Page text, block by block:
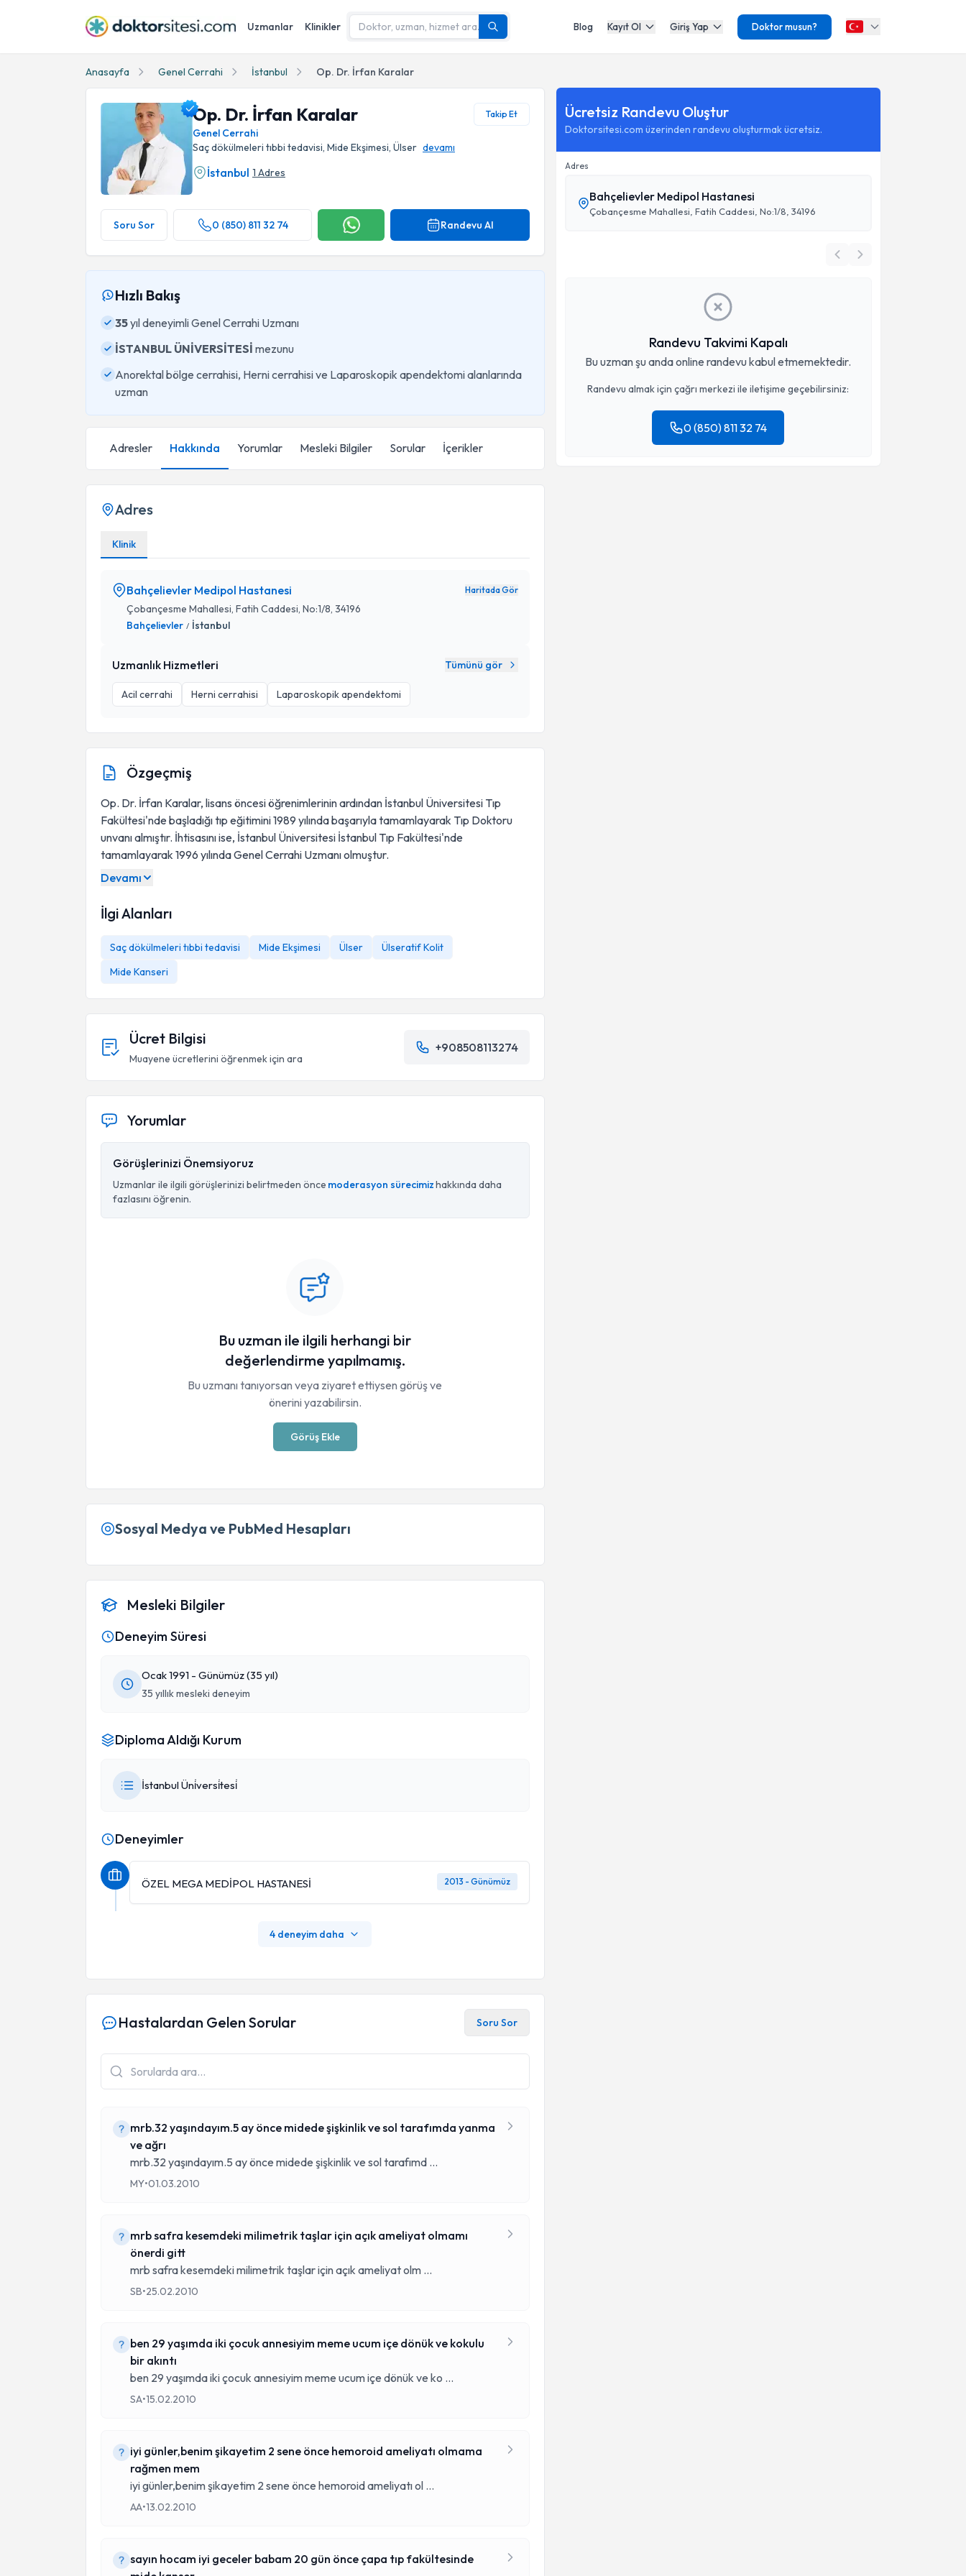
Uzmanlar Klinikler Blog Kayıt Ol Giriş Yap Doktor musun?
Anasayfa Genel Cerrahi İstanbul Op. Dr. İrfan Karalar
Op. Dr. İrfan Karalar Takip Et
Genel Cerrahi
Saç dökülmeleri tıbbi tedavisi, Mide Ekşimesi, Ülser devamı
İstanbul 1 Adres
Soru Sor 0 (850) 811 32 74 Randevu Al
Hızlı Bakış
35yıl deneyimli Genel Cerrahi Uzmanı
İSTANBUL ÜNİVERSİTESİ mezunu
Anorektal bölge cerrahisi, Herni cerrahisi ve Laparoskopik apendektomi alanlarında
uzman
Adresler Hakkında Yorumlar Mesleki Bilgiler Sorular İçerikler
Adres
Klinik
Bahçelievler Medipol Hastanesi Haritada Gör
Çobançesme Mahallesi, Fatih Caddesi, No:1/8, 34196
Bahçelievler / İstanbul
Uzmanlık Hizmetleri Tümünü gör
Acil cerrahi Herni cerrahisi Laparoskopik apendektomi
Özgeçmiş
Op. Dr. İrfan Karalar, lisans öncesi öğrenimlerinin ardından İstanbul Üniversitesi Tıp
Fakültesi'nde başladığı tıp eğitimini 1989 yılında başarıyla tamamlayarak Tıp Doktoru
unvanı almıştır. İhtisasını ise, İstanbul Üniversitesi İstanbul Tıp Fakültesi'nde
tamamlayarak 1996 yılında Genel Cerrahi Uzmanı olmuştur.
Devamı
İlgi Alanları
Saç dökülmeleri tıbbi tedavisi Mide Ekşimesi Ülser
Ülseratif Kolit
Mide Kanseri
Ücret Bilgisi
Muayene ücretlerini öğrenmek için ara
+908508113274
Yorumlar
Görüşlerinizi Önemsiyoruz
Uzmanlar ile ilgili görüşlerinizi belirtmeden önce moderasyon sürecimizhakkında daha
fazlasını öğrenin.
Bu uzman ile ilgili herhangi bir
değerlendirme yapılmamış.
Bu uzmanı tanıyorsan veya ziyaret ettiysen görüş ve
önerini yazabilirsin.
Görüş Ekle
Sosyal Medya ve PubMed Hesapları
Mesleki Bilgiler
Deneyim Süresi
Ocak 1991 - Günümüz (35 yıl)
35 yıllık mesleki deneyim
Diploma Aldığı Kurum
İstanbul Üni̇versi̇tesi̇
Deneyimler
ÖZEL MEGA MEDİPOL HASTANESİ 2013 - Günümüz
4 deneyim daha
Hastalardan Gelen Sorular Soru Sor
mrb.32 yaşındayım.5 ay önce midede şişkinlik ve sol tarafımda yanma
ve ağrı
mrb.32 yaşındayım.5 ay önce midede şişkinlik ve sol tarafımd ...
MY•01.03.2010
mrb safra kesemdeki milimetrik taşlar için açık ameliyat olmamı
önerdi gitt
mrb safra kesemdeki milimetrik taşlar için açık ameliyat olm ...
SB•25.02.2010
ben 29 yaşımda iki çocuk annesiyim meme ucum içe dönük ve kokulu
bir akıntı
ben 29 yaşımda iki çocuk annesiyim meme ucum içe dönük ve ko ...
SA•15.02.2010
iyi günler,benim şikayetim 2 sene önce hemoroid ameliyatı olmama
rağmen mem
iyi günler,benim şikayetim 2 sene önce hemoroid ameliyatı ol ...
AA•13.02.2010
sayın hocam iyi geceler babam 20 gün önce çapa tıp fakültesinde
Ücretsiz Randevu Oluştur
Doktorsitesi.com üzerinden randevu oluşturmak ücretsiz.
Adres
Bahçelievler Medipol Hastanesi
Çobançesme Mahallesi, Fatih Caddesi, No:1/8, 34196
Randevu Takvimi Kapalı
Bu uzman şu anda online randevu kabul etmemektedir.
Randevu almak için çağrı merkezi ile iletişime geçebilirsiniz:
0 (850) 811 32 74